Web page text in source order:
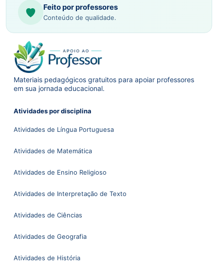
Feito por professores
Conteúdo de qualidade.
Materiais pedagógicos gratuitos para apoiar professores
em sua jornada educacional.
Atividades por disciplina
Atividades de Língua Portuguesa
Atividades de Matemática
Atividades de Ensino Religioso
Atividades de Interpretação de Texto
Atividades de Ciências
Atividades de Geografia
Atividades de História